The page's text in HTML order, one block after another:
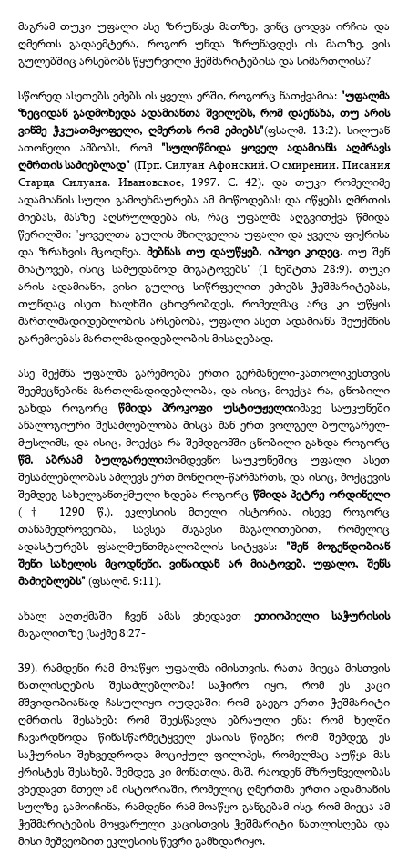
მაგრამ თუკი უფალი ასე ზრუნავს მათზე, ვინც ცოდვა ირჩია და
ღმერთს გადაემტერა, როგორ უნდა ზრუნავდეს ის მათზე, ვის
გულებშიც არსებობს წყურვილი ჭეშმარიტებისა და სიმართლისა?
სწორედ ასეთებს ეძებს ის ყველა ერში, როგორც ნათქვამია: "უფალმა
ზეციდან გადმოხედა ადამიანთა შვილებს, რომ დაენახა, თუ არის
ვინმე ჭკუათმყოფელი, ღმერთს რომ ეძიებს"(ფსალმ. 13:2). სილუან
ათონელი ამბობს, რომ
"სულიწმიდა ყოველ ადამიანს აღძრავს
ღმრთის საძიებლად" (Прп. Силуан Афонский. О смирении. Писания
Старца Силуана. Ивановское, 1997. С. 42). და თუკი რომელიმე
ადამიანის სული გამოეხმაურება ამ მოწოდებას და იწყებს ღმრთის
ძიებას, მასზე აღსრულდება ის, რაც უფალმა აღგვითქვა წმიდა
წერილში: "ყოველთა გულის მხილველია უფალი და ყველა ფიქრისა
და ზრახვის მცოდნეა. ძებნას თუ დაუწყებ, იპოვი კიდეც. თუ შენ
მიატოვებ, ისიც სამუდამოდ მიგატოვებს" (1 ნეშტთა 28:9). თუკი
არის ადამიანი, ვისი გულიც სიწრფელით ეძიებს ჭეშმარიტებას,
თუნდაც ისეთ ხალხში ცხოვრობდეს, რომელმაც არც კი უწყის
მართლმადიდებლობის არსებობა, უფალი ასეთ ადამიანს შეუქმნის
გარემოებას მართლმადიდებლობის მისაღებად.
ასე შექმნა უფალმა გარემოება ერთი გერმანელი-კათოლიკესთვის
შეემეცნებინა მართლმადიდებლობა, და ისიც, მოექცა რა, ცნობილი
გახდა როგორც
წმიდა პროკოფი უსტიუჟელი;იმავე საუკუნეში
ანალოგიური შესაძლებლობა მისცა მან ერთ ვოლგელ ბულგარელ-
მუსლიმს, და ისიც, მოექცა რა შემდგომში ცნობილი გახდა როგორც
წმ. აბრაამ ბულგარელი;მომდევნო საუკუნეშიც უფალი ასეთ
შესაძლებლობას აძლევს ერთ მონღოლ-წარმართს, და ისიც, მოქცევის
შემდეგ სახელგანთქმული ხდება როგორც წმიდა პეტრე ორდინელი
(† 1290 წ.). ეკლესიის მთელი ისტორია, ისევე როგორც
თანამედროვეობა, სავსეა მსგავსი მაგალითებით, რომელიც
ადასტურებს ფსალმუნთმგალობლის სიტყვას:
"შენ მოგენდობიან
შენი სახელის მცოდნენი, ვინაიდან არ მიატოვებ, უფალო, შენს
მაძიებლებს" (ფსალმ. 9:11).
ახალ აღთქმაში ჩვენ ამას ვხედავთ
ეთიოპიელი საჭურისის
მაგალითზე (საქმე 8:27-
39). რამდენი რამ მოაწყო უფალმა იმისთვის, რათა მიეცა მისთვის
ნათლისღების შესაძლებლობა! საჭირო იყო, რომ ეს კაცი
მშვიდობიანად ჩასულიყო იუდეაში; რომ გაეგო ერთი ჭეშმარიტი
ღმრთის შესახებ; რომ შეესწავლა ებრაული ენა; რომ ხელში
ჩავარდნოდა წინასწარმეტყველ ესაიას წიგნი; რომ შემდეგ ეს
საჭურისი შეხვედროდა მოციქულ ფილიპეს, რომელმაც აუწყა მას
ქრისტეს შესახებ, შემდეგ კი მონათლა. მაშ, რაოდენ მზრუნველობას
ვხედავთ მთელ ამ ისტორიაში, რომელიც ღმერთმა ერთი ადამიანის
სულზე გამოიჩინა, რამდენი რამ მოაწყო განგებამ ისე, რომ მიეცა ამ
ჭეშმარიტების მოყვარული კაცისთვის ჭეშმარიტი ნათლისღება და
მისი მეშვეობით ეკლესიის წევრი გამხდარიყო.